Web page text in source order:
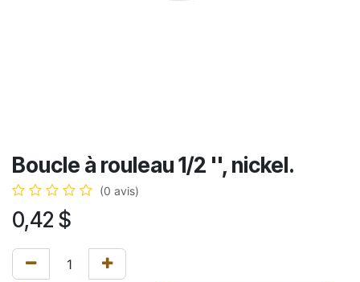
Boucle à rouleau 1/2 '', nickel.
(0 avis)
0,42 $